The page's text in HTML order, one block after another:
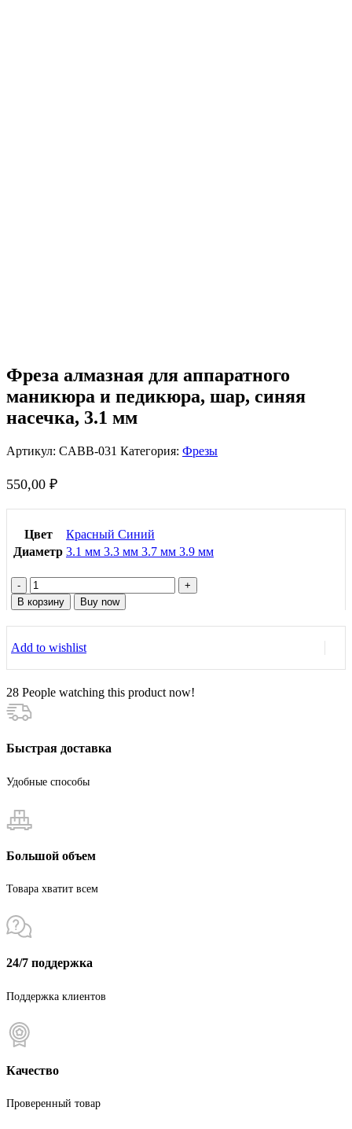
Фреза алмазная для аппаратного
маникюра и педикюра, шар, синяя
насечка, 3.1 мм
Артикул: CABB-031 Категория: Фрезы
550,00 ₽
Цвет Красный Синий
Диаметр 3.1 мм 3.3 мм 3.7 мм 3.9 мм
Количество
товара
Фреза
алмазная
аппаратного
маникюра
педикюра,
шар,
3.1
В корзину Buy now
Add to wishlist
28 People watching this product now!
Быстрая доставка
Удобные способы
Большой объем
Товара хватит всем
24/7 поддержка
Поддержка клиентов
Качество
Проверенный товар